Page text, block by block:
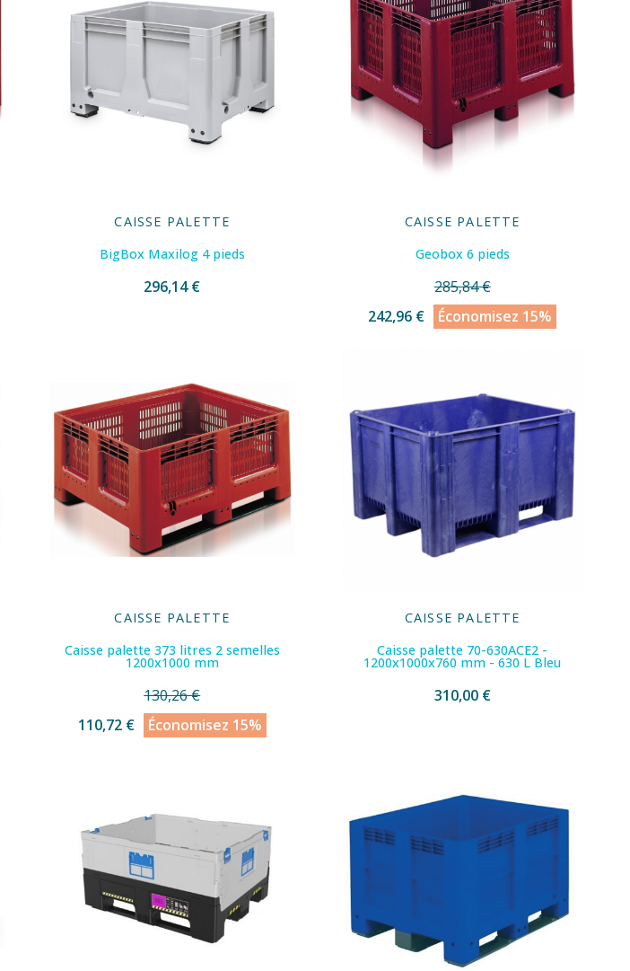
CAISSE PALETTE
BigBox Maxilog 4 pieds
296,14 €
CAISSE PALETTE
Geobox 6 pieds
285,84 €
242,96 €
Économisez 15%
CAISSE PALETTE
Caisse palette 373 litres 2 semelles
1200x1000 mm
130,26 €
110,72 €
Économisez 15%
CAISSE PALETTE
Caisse palette 70-630ACE2 -
1200x1000x760 mm - 630 L Bleu
310,00 €